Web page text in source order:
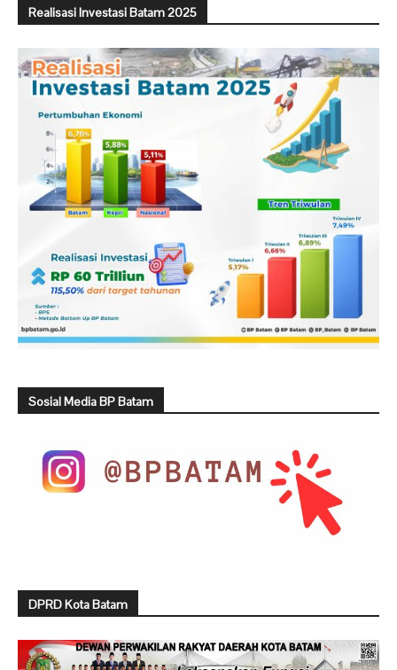
Realisasi Investasi Batam 2025
Sosial Media BP Batam
DPRD Kota Batam